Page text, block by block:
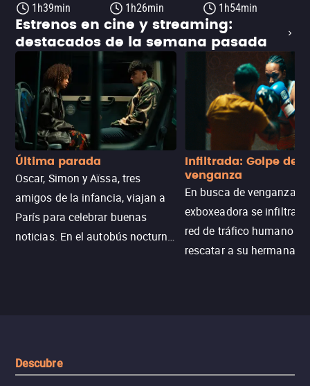
1h39min
1h26min
1h54min
Estrenos en cine y streaming:
destacados de la semana pasada
Última parada
Oscar, Simon y Aïssa, tres
amigos de la infancia, viajan a
París para celebrar buenas
noticias. En el autobús nocturno
Infiltrada: Golpe de
venganza
En busca de venganza,
exboxeadora se infiltra
red de tráfico humano
rescatar a su hermana
Descubre